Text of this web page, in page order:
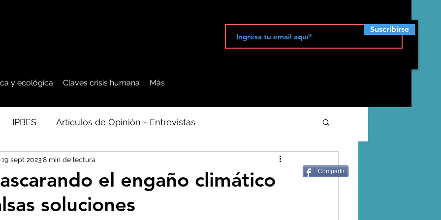
Suscribirse
y ecológica Claves crisis humana Más
IPBES Artículos de Opinión - Entrevistas
Seguridad Alimentaria-Agua-Dieta
- Bosq Artico - Antártida - Glaciares
el engaño climático
soluciones
19 sept 20238 min de lectura
Compartir